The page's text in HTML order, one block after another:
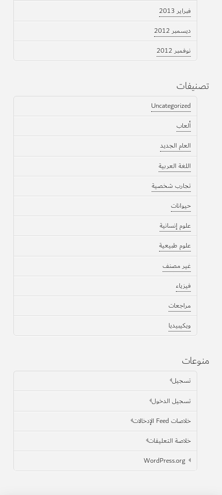
فبراير 2013
ديسمبر 2012
نوفمبر 2012
تصنيفات
Uncategorized
ألعاب
العام الجديد
اللغة العربية
تجارب شخصية
حيوانات
علوم إنسانية
علوم طبيعية
غير مصنف
فيزياء
مراجعات
ويكيبيديا
منوعات
تسجيل
تسجيل الدخول
خلاصات Feed الإدخالات
خلاصة التعليقات
WordPress.org